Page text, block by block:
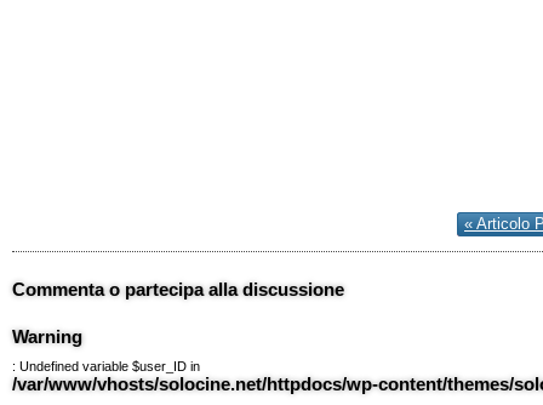
« Articolo
Commenta o partecipa alla discussione
Warning
: Undefined variable $user_ID in
/var/www/vhosts/solocine.net/httpdocs/wp-content/themes/